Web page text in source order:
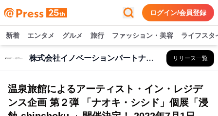
ログイン/会員登録
新着 エンタメ グルメ 旅行 ファッション・美容 ライフスタ
株式会社イノベーションパートナーズ 株式会社 和多屋別荘 リリース一覧
温泉旅館によるアーティスト・イン・レジデ
ンス企画 第２弾 「ナオキ・シシド」個展「浸